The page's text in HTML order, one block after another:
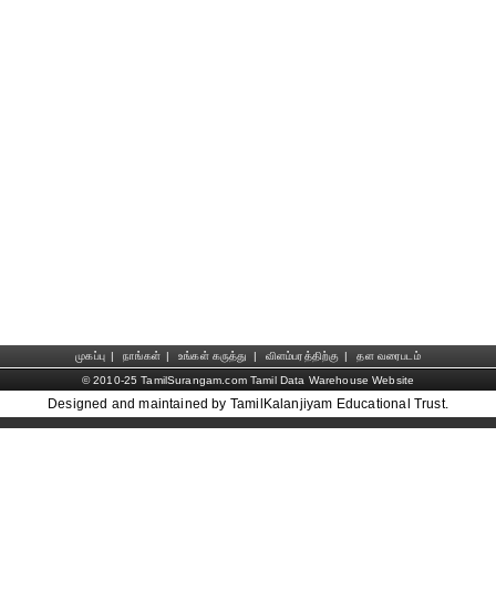
முகப்பு | நாங்கள் | உங்கள் கருத்து | விளம்பரத்திற்கு |
தள வரைபடம்
© 2010-25 TamilSurangam.com Tamil Data Warehouse Website
Designed and maintained by TamilKalanjiyam Educational Trust.